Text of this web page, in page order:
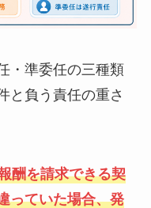
・準委任の三種類
と負う責任の重さ
酬を請求できる契
っていた場合、発